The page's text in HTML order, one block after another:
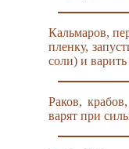
Кальмаров,
пленку,
соли) и
Раков,
варят при